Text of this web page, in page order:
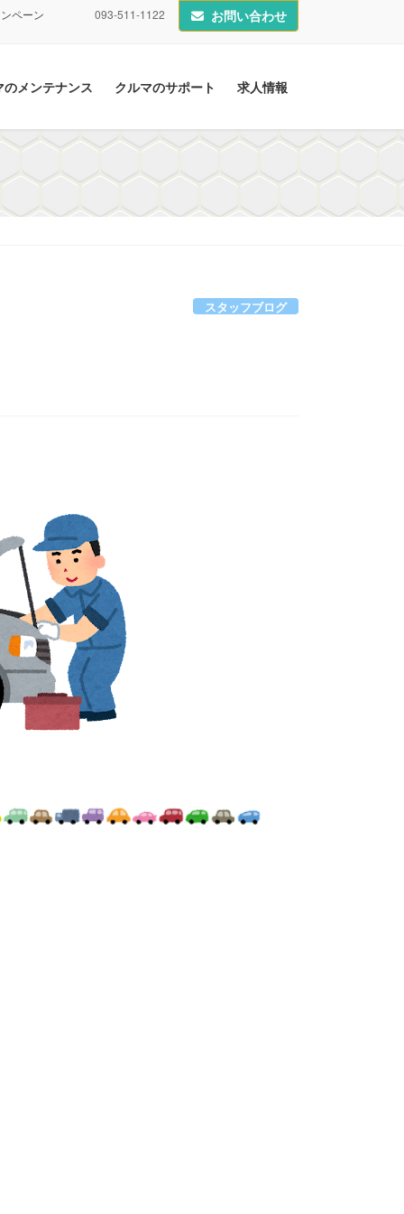
ペーン 093-511-1122 お問い合わせ
のメンテナンス クルマのサポート 求人情報
スタッフブログ